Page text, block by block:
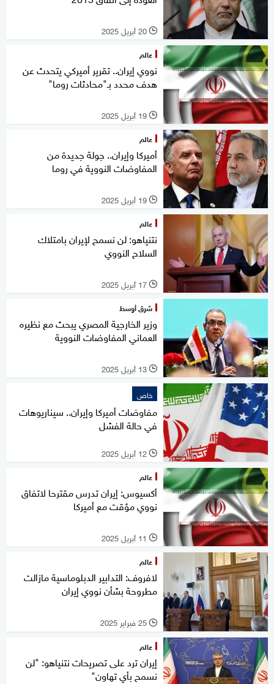
l 20 أبريل 2025
عالم
نووي إيران.. تقرير أميركي يتحدث عن
هدف محدد بـ"محادثات روما"
l 19 أبريل 2025
عالم
أميركا وإيران.. جولة جديدة من
المفاوضات النووية في روما
l 19 أبريل 2025
عالم
نتنياهو: لن نسمح لإيران بامتلاك
السلاح النووي
l 17 أبريل 2025
شرق أوسط
وزير الخارجية المصري يبحث مع نظيره
العماني المفاوضات النووية
l 13 أبريل 2025
خاص
مفاوضات أميركا وإيران.. سيناريوهات
في حالة الفشل
l 12 أبريل 2025
عالم
أكسيوس: إيران تدرس مقترحا لاتفاق
نووي مؤقت مع أميركا
l 11 أبريل 2025
عالم
لافروف: التدابير الدبلوماسية مازالت
مطروحة بشأن نووي إيران
l 25 فبراير 2025
عالم
إيران ترد على تصريحات نتنياهو: "لن
نسمح بأي تهاون"